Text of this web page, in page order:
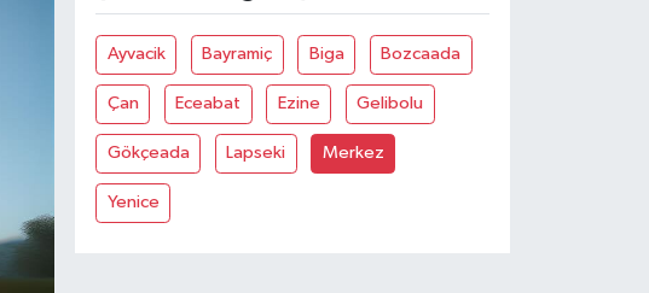
Ayvacik Bayramiç Biga Bozcaada
Çan Eceabat Ezine Gelibolu
Gökçeada Lapseki Merkez
Yenice